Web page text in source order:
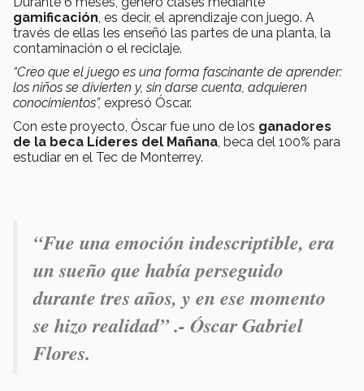
gamificación , es decir, el aprendizaje con juego. A
través de ellas les enseñó las partes de una planta, la
contaminación o el reciclaje.
“Creo que el juego es una forma fascinante de aprender:
los niños se divierten y, sin darse cuenta, adquieren
conocimientos”, expresó Óscar.
Con este proyecto, Óscar fue uno de los ganadores
de la beca Líderes del Mañana , beca del 100% para
estudiar en el Tec de Monterrey.
“Fue una emoción indescriptible, era
un sueño que había perseguido
durante tres años, y en ese momento
se hizo realidad” .- Óscar Gabriel
Flores.